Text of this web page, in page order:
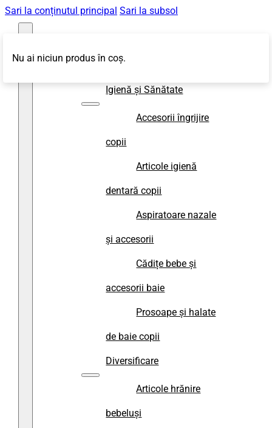
Sari la conținutul principal Sari la subsol
Igienă și Sănătate
Accesorii îngrijire
copii
Articole igienă
dentară copii
Aspiratoare nazale
și accesorii
Cădițe bebe și
accesorii baie
Prosoape și halate
de baie copii
Diversificare
Articole hrănire
bebeluși
Nu ai niciun produs în coș.